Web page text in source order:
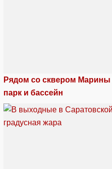
Рядом со сквером Марины
парк и бассейн